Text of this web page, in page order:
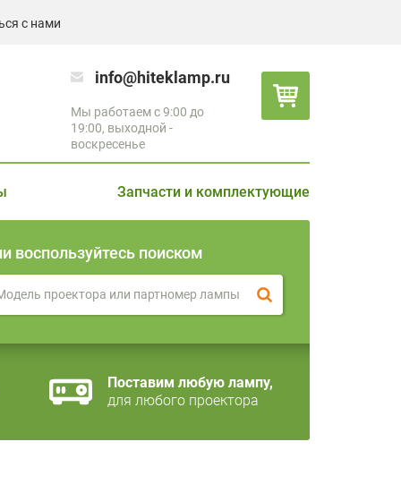
с нами
info@hiteklamp.ru
Мы работаем с 9:00 до
19:00, выходной -
воскресенье
Запчасти и комплектующие
воспользуйтесь поиском
Поставим любую лампу,
для любого проектора